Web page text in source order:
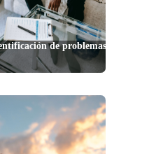
de problemas